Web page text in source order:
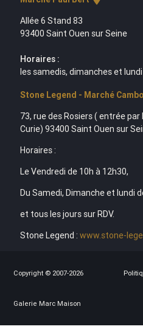
Allée 6 Stand 83
93400 Saint Ouen sur Seine
Horaires :
les samedis, dimanches et
Stone Legend - Marché
73, rue des Rosiers ( entrée
Curie) 93400 Saint Ouen sur
Horaires :
Le Vendredi de 10h à 12h30,
Du Samedi, Dimanche et lundi
et tous les jours sur RDV.
Stone Legend : www.stone-
Copyright © 2007-2026
Galerie Marc Maison